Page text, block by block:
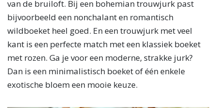
van de bruiloft. Bij een bohemian trouwjurk past
bijvoorbeeld een nonchalant en romantisch
wildboeket heel goed. En een trouwjurk met veel
kant is een perfecte match met een klassiek boeket
met rozen. Ga je voor een moderne, strakke jurk?
Dan is een minimalistisch boeket of één enkele
exotische bloem een mooie keuze.